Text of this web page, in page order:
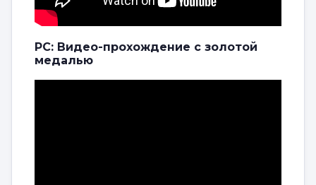
PC: Видео-прохождение с золотой
медалью